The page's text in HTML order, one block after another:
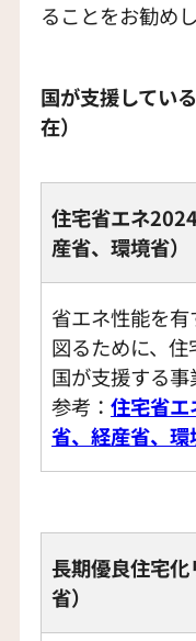
ることをお勧めし
国が支援してい
在）
住宅省エネ
産省、環境省）
省エネ性能を
図るために、
国が支援する事
参考： 住宅省
省、経産省、環
長期優良住宅
省）